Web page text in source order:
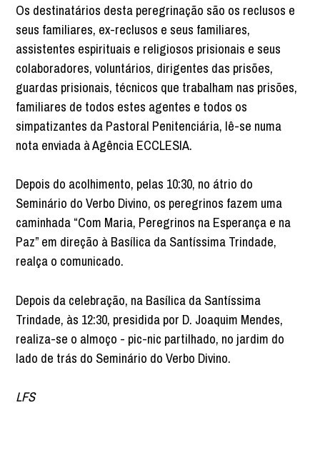
Os destinatários desta peregrinação são os reclusos e
seus familiares, ex-reclusos e seus familiares,
assistentes espirituais e religiosos prisionais e seus
colaboradores, voluntários, dirigentes das prisões,
guardas prisionais, técnicos que trabalham nas prisões,
familiares de todos estes agentes e todos os
simpatizantes da Pastoral Penitenciária, lê-se numa
nota enviada à Agência ECCLESIA.
Depois do acolhimento, pelas 10:30, no átrio do
Seminário do Verbo Divino, os peregrinos fazem uma
caminhada “Com Maria, Peregrinos na Esperança e na
Paz” em direção à Basílica da Santíssima Trindade,
realça o comunicado.
Depois da celebração, na Basílica da Santíssima
Trindade, às 12:30, presidida por D. Joaquim Mendes,
realiza-se o almoço - pic-nic partilhado, no jardim do
lado de trás do Seminário do Verbo Divino.
LFS